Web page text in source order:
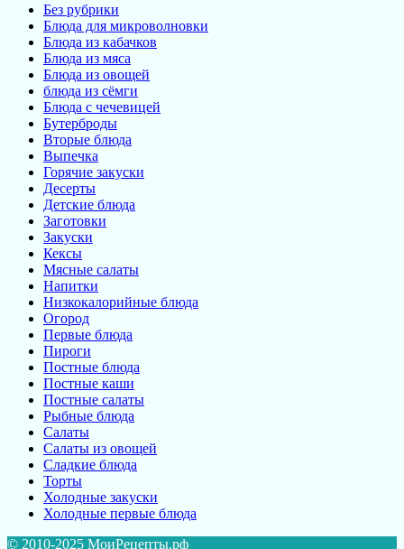
Без рубрики
Блюда для микроволновки
Блюда из кабачков
Блюда из мяса
Блюда из овощей
блюда из сёмги
Блюда с чечевицей
Бутерброды
Вторые блюда
Выпечка
Горячие закуски
Десерты
Детские блюда
Заготовки
Закуски
Кексы
Мясные салаты
Напитки
Низкокалорийные блюда
Огород
Первые блюда
Пироги
Постные блюда
Постные каши
Постные салаты
Рыбные блюда
Салаты
Салаты из овощей
Сладкие блюда
Торты
Холодные закуски
Холодные первые блюда
© 2010-2025 МоиРецепты.рф